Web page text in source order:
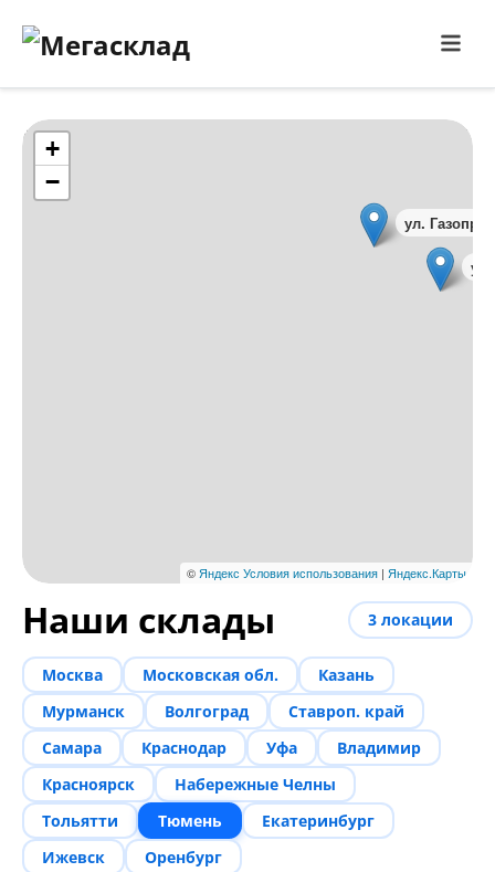
Наши склады 3 локации
Москва Московская обл.
Казань
Мурманск
Волгоград
Ставроп. край
Самара
Краснодар Уфа
Владимир
Красноярск
Набережные Челны
Тольятти
Тюмень
Екатеринбург
Ижевск
Оренбург
Make this Notebook Trusted to load map: File -> Trust
Notebook